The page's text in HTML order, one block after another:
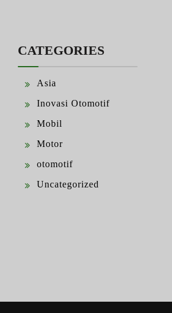
CATEGORIES
Asia
Inovasi Otomotif
Mobil
Motor
otomotif
Uncategorized